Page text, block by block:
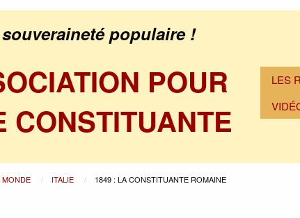
populaire !
POUR
CONSTITUANTE
LES
MONDE ITALIE 1849 : LA CONSTITUANTE ROMAINE